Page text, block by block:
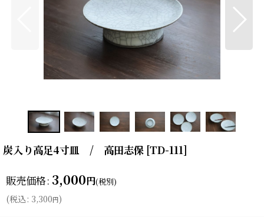
炭入り高足4寸皿 / 高田志保 [TD-111]
販売価格: 3,000円(税別)
(税込: 3,300円)